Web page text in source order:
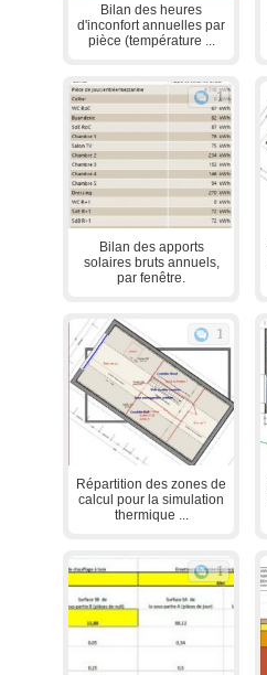
Bilan des heures
d'inconfort annuelles par
pièce (température ...
1
Bilan des apports
solaires bruts annuels,
par fenêtre.
1
Répartition des zones de
calcul pour la simulation
thermique ...
1